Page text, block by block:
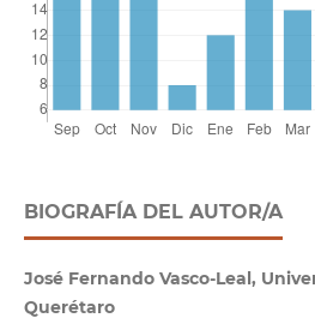
BIOGRAFÍA DEL AUTOR/A
José Fernando Vasco-Leal,
Querétaro